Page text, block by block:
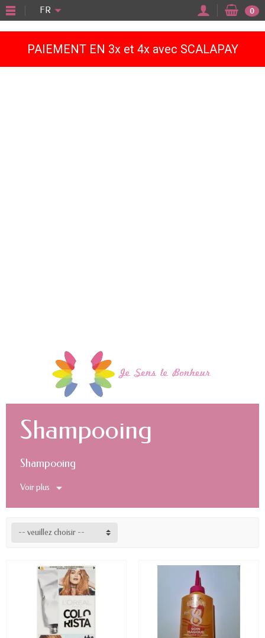
PAIEMENT EN 3x et 4x avec SCALAPAY
FR 0
Shampooing
Shampooing
Voir plus
-- veuillez choisir --